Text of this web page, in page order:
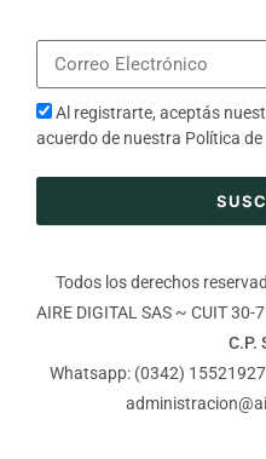
Al registrarte, aceptás
acuerdo de nuestra Política
Todos los derechos
AIRE DIGITAL SAS ~ CUIT
C.P.
Whatsapp: (0342)